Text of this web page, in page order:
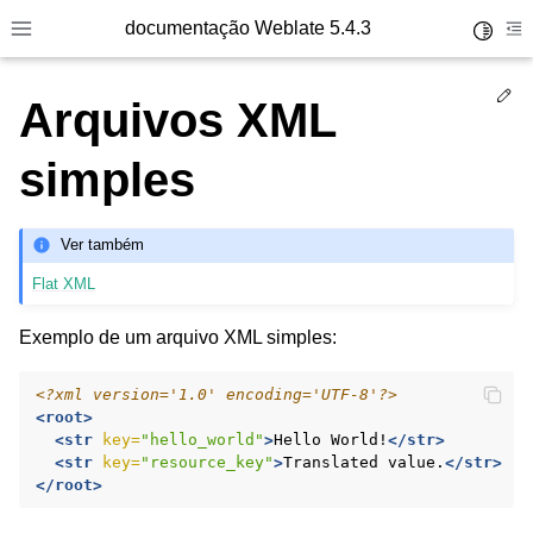
Toggle site navigation sidebar
documentação Weblate 5.4.3
Arquivos XML
simples
Ver também
Flat XML
Exemplo de um arquivo XML simples:
<?xml version='1.0' encoding='UTF-8'?>
<root>
<str
key="hello_world">Hello World! </str>
<str
key="resource_key">Translated value. </str>
</root>